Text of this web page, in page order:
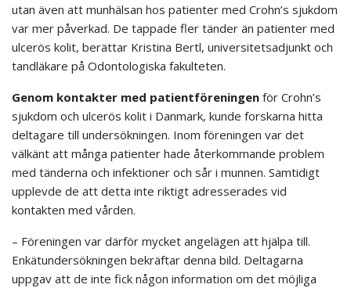
utan även att munhälsan hos patienter med Crohn’s sjukdom
var mer påverkad. De tappade fler tänder än patienter med
ulcerös kolit, berättar Kristina Bertl, universitetsadjunkt och
tandläkare på Odontologiska fakulteten.
Genom kontakter med patientföreningen för Crohn’s
sjukdom och ulcerös kolit i Danmark, kunde forskarna hitta
deltagare till undersökningen. Inom föreningen var det
välkänt att många patienter hade återkommande problem
med tänderna och infektioner och sår i munnen. Samtidigt
upplevde de att detta inte riktigt adresserades vid
kontakten med vården.
– Föreningen var därför mycket angelägen att hjälpa till.
Enkätundersökningen bekräftar denna bild. Deltagarna
uppgav att de inte fick någon information om det möjliga